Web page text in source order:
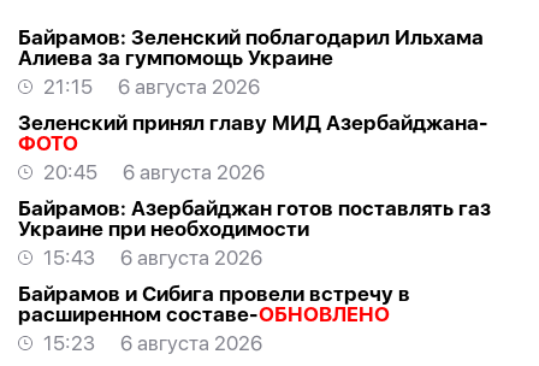
Байрамов: Зеленский поблагодарил Ильхама
Алиева за гумпомощь Украине
21:15
6 августа 2026
Зеленский принял главу МИД Азербайджана-
ФОТО
20:45
6 августа 2026
Байрамов: Азербайджан готов поставлять газ
Украине при необходимости
15:43
6 августа 2026
Байрамов и Сибига провели встречу в
расширенном составе-ОБНОВЛЕНО
15:23
6 августа 2026